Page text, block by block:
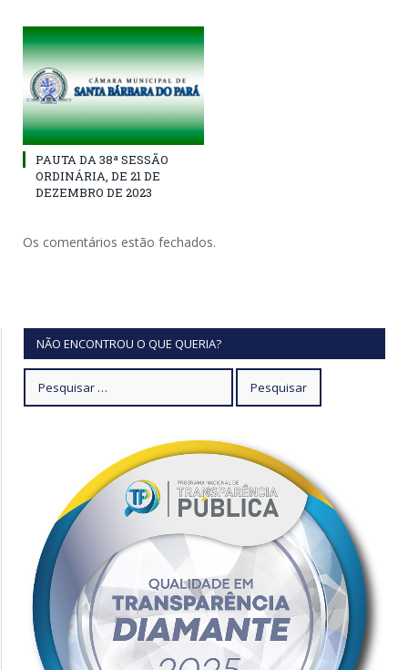
PAUTA DA 38ª SESSÃO
ORDINÁRIA, DE 21 DE
DEZEMBRO DE 2023
Os comentários estão fechados.
NÃO ENCONTROU O QUE QUERIA?